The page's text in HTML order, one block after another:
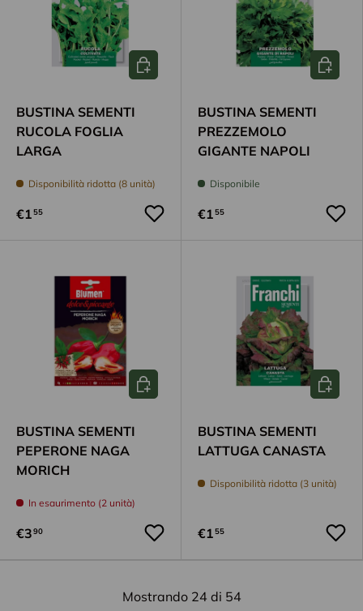
BUSTINA SEMENTI
RUCOLA FOGLIA
LARGA
Disponibilità ridotta (8 unità)
€155
Aggiungi al carrello
BUSTINA SEMENTI
PREZZEMOLO
GIGANTE NAPOLI
Disponibile
€155
BUSTINA SEMENTI
PEPERONE NAGA
MORICH
In esaurimento (2 unità)
€390
Aggiungi al carrello
BUSTINA SEMENTI
LATTUGA CANASTA
Disponibilità ridotta (3 unità)
€155
Mostrando 24 di 54